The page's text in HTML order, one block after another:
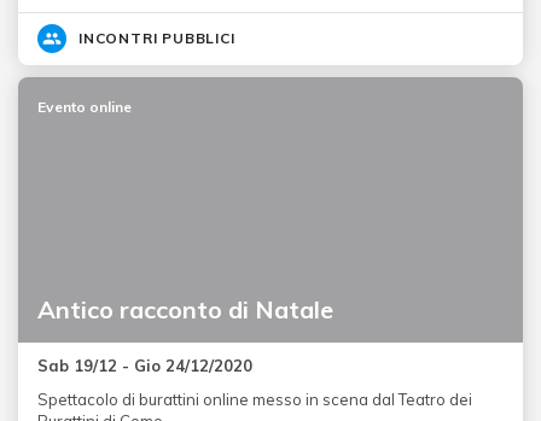
INCONTRI PUBBLICI
Antico racconto di Natale
Evento online
Sab 19/12 - Gio 24/12/2020
Spettacolo di burattini online messo in scena dal Teatro dei